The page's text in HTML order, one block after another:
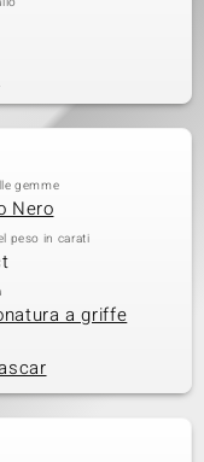
gemme
Nero
peso in carati
a griffe